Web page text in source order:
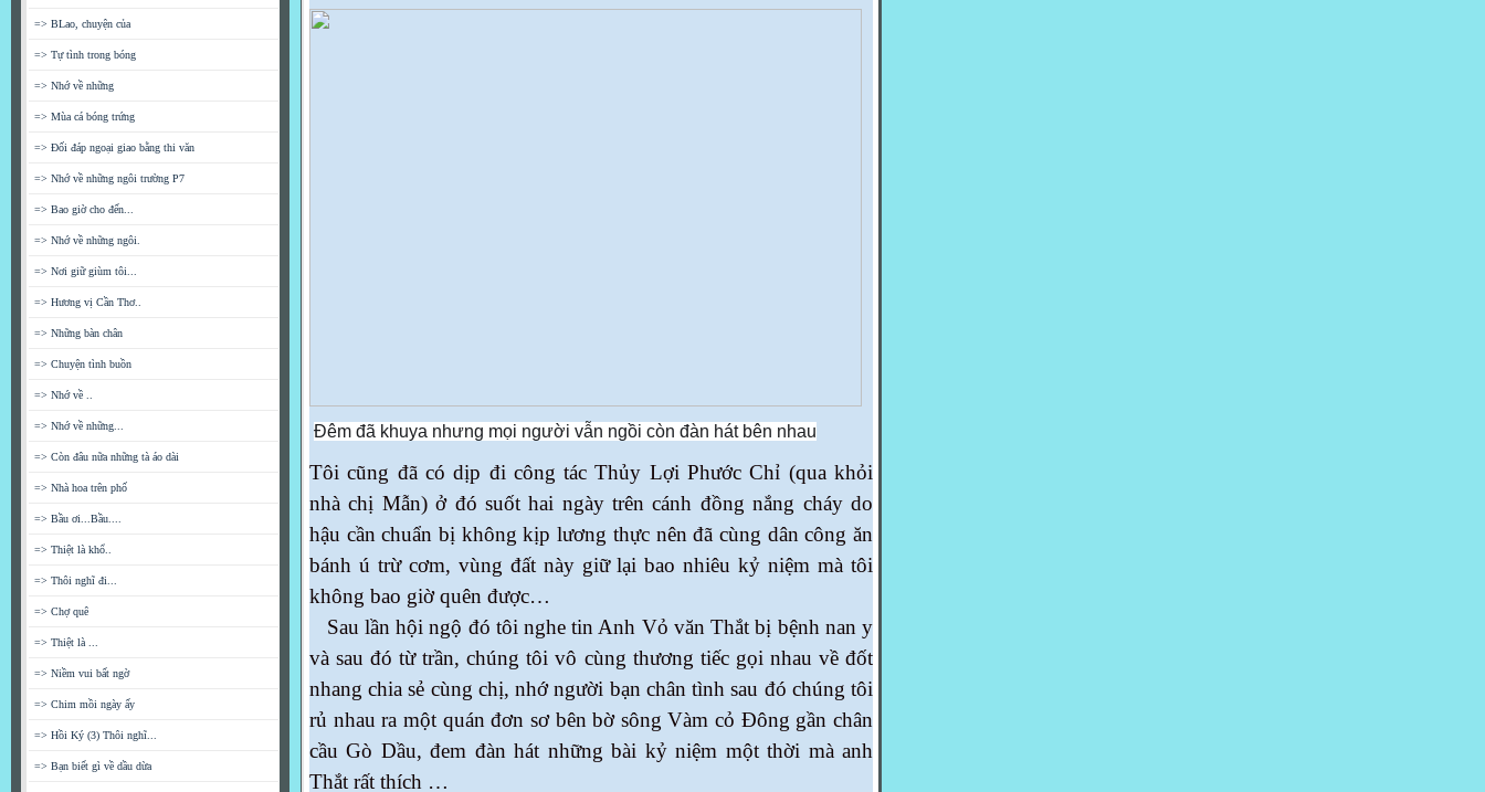
=> BLao, chuyện của
=> Tự tình trong bóng
=> Nhớ về những
=> Mùa cá bóng trứng
=> Đối đáp ngoại giao bằng thi văn
=> Nhớ về những ngôi trường P7
=> Bao giờ cho đến...
=> Nhớ về những ngôi.
=> Nơi giữ giùm tôi...
=> Hương vị Cần Thơ..
=> Những bàn chân
=> Chuyện tình buồn
=> Nhớ về ..
=> Nhớ về những...
=> Còn đâu nữa những tà áo dài
=> Nhà hoa trên phố
=> Bầu ơi...Bầu....
=> Thiệt là khổ..
=> Thôi nghĩ đi...
=> Chợ quê
=> Thiệt là ...
=> Niềm vui bất ngờ
=> Chim mồi ngày ấy
=> Hồi Ký (3) Thôi nghĩ...
=> Bạn biết gì về dầu dừa
Đêm đã khuya nhưng mọi người vẫn ngồi còn đàn hát bên nhau
Tôi cũng đã có dịp đi công tác Thủy Lợi Phước Chỉ (qua khỏi
nhà chị Mẫn) ở đó suốt hai ngày trên cánh đồng nắng cháy do
hậu cần chuẩn bị không kịp lương thực nên đã cùng dân công ăn
bánh ú trừ cơm, vùng đất này giữ lại bao nhiêu kỷ niệm mà tôi
không bao giờ quên được…
Sau lần hội ngộ đó tôi nghe tin Anh Vỏ văn Thắt bị bệnh nan y
và sau đó từ trần, chúng tôi vô cùng thương tiếc gọi nhau về đốt
nhang chia sẻ cùng chị, nhớ người bạn chân tình sau đó chúng tôi
rủ nhau ra một quán đơn sơ bên bờ sông Vàm cỏ Đông gần chân
cầu Gò Dầu, đem đàn hát những bài kỷ niệm một thời mà anh
Thắt rất thích …